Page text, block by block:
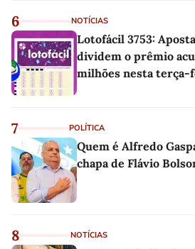
6 NOTÍCIAS
Lotofácil 3753:
dividem o prêmio
milhões nesta terça-
7 POLÍTICA
Quem é Alfredo
chapa de Flávio
8 NOTÍCIAS